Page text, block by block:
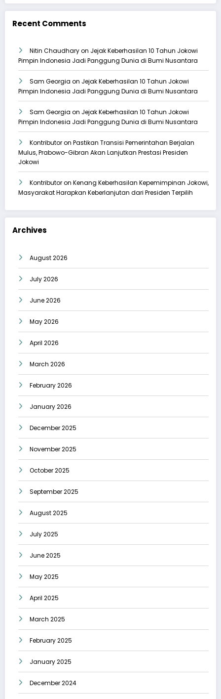
Recent Comments
Nitin Chaudharyon Jejak Keberhasilan 10 Tahun Jokowi
Pimpin Indonesia Jadi Panggung Dunia di Bumi Nusantara
Sam Georgia on Jejak Keberhasilan 10 Tahun Jokowi
Pimpin Indonesia Jadi Panggung Dunia di Bumi Nusantara
Sam Georgia on Jejak Keberhasilan 10 Tahun Jokowi
Pimpin Indonesia Jadi Panggung Dunia di Bumi Nusantara
Kontributoron Pastikan Transisi Pemerintahan Berjalan
Mulus, Prabowo-Gibran Akan Lanjutkan Prestasi Presiden
Jokowi
Kontributoron Kenang Keberhasilan Kepemimpinan Jokowi,
Masyarakat Harapkan Keberlanjutan dari Presiden Terpilih
Archives
August 2026
July 2026
June 2026
May 2026
April 2026
March 2026
February 2026
January 2026
December 2025
November 2025
October 2025
September 2025
August 2025
July 2025
June 2025
May 2025
April 2025
March 2025
February 2025
January 2025
December 2024